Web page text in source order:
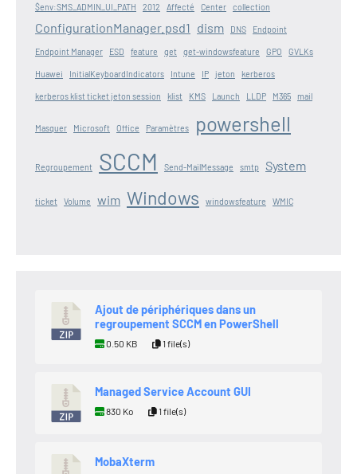
$env:SMS_ADMIN_UI_PATH 2012 Affecté Center collection
ConfigurationManager.psd1 dism DNS Endpoint
Endpoint Manager ESD feature get get-windowsfeature GPO GVLKs
Huawei InitialKeyboardIndicators Intune IP jeton kerberos
kerberos klist ticket jeton session klist KMS Launch LLDP M365 mail
Masquer Microsoft Office Paramètres powershell
Regroupement SCCM Send-MailMessage smtp System
ticket Volume wim Windows windowsfeature WMIC
Ajout de périphériques dans un
regroupement SCCM en PowerShell
0.50 KB 1 file(s)
Managed Service Account GUI
830 Ko 1 file(s)
MobaXterm